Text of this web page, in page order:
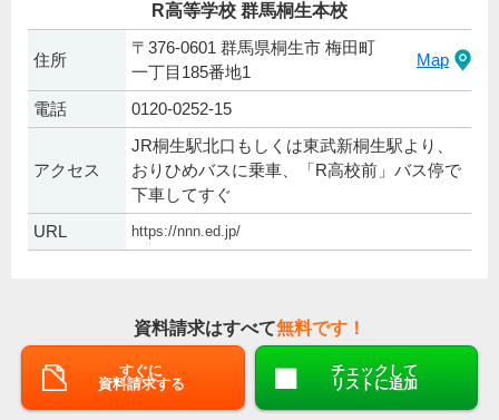
R高等学校 群馬桐生本校
住所
〒376-0601 群馬県桐生市 梅田町
一丁目185番地1
Map
電話 0120-0252-15
アクセス
JR桐生駅北口もしくは東武新桐生駅より、
おりひめバスに乗車、「R高校前」バス停で
下車してすぐ
URL
https://nnn.ed.jp/
資料請求はすべて無料です！
すぐに
資料請求する
チェックして
リストに追加